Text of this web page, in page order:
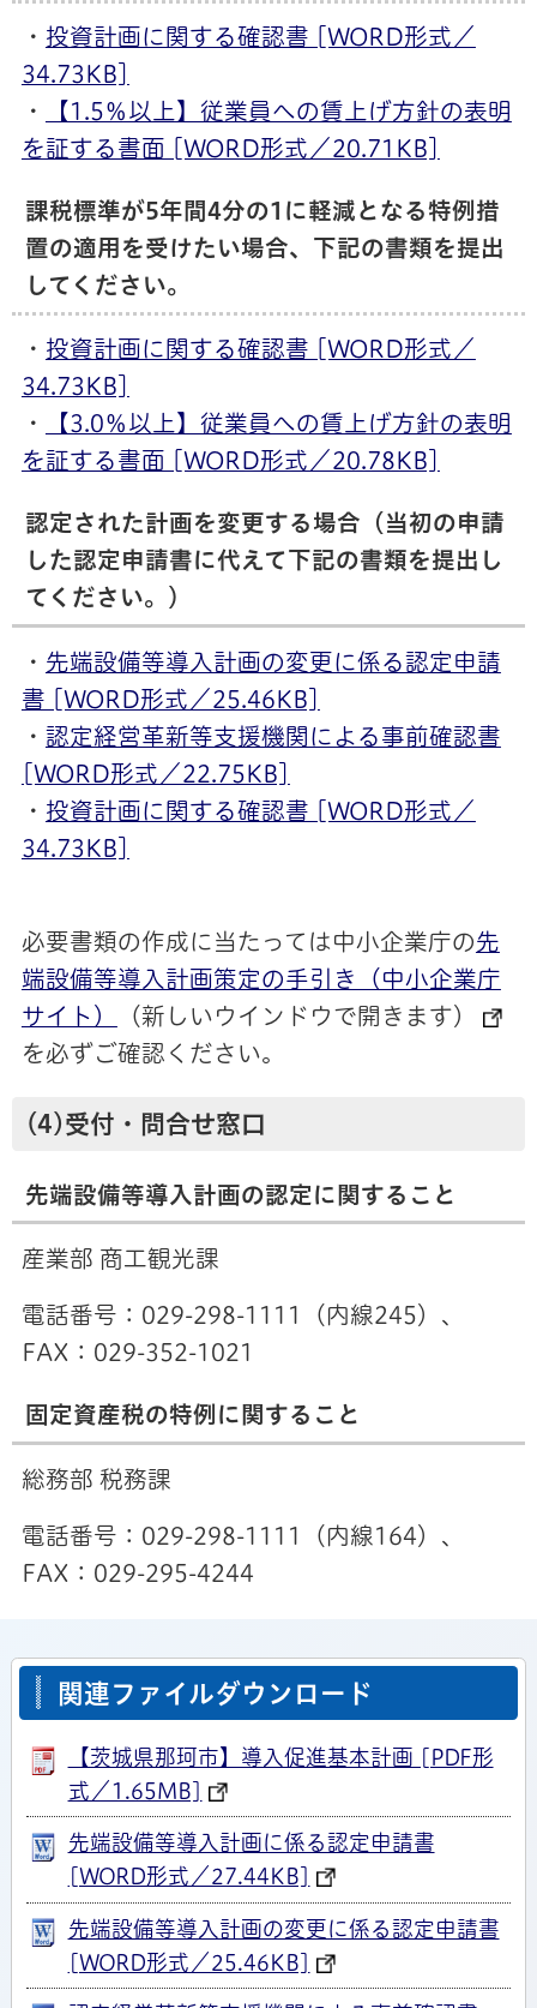
・ 投資計画に関する確認書 [WORD形式／
34.73KB]
・
【1.5％以上】従業員への賃上げ方針の表明
を証する書面 [WORD形式／20.71KB]
課税標準が5年間4分の1に軽減となる特例措
置の適用を受けたい場合、下記の書類を提出
してください。
・ 投資計画に関する確認書 [WORD形式／
34.73KB]
・
【3.0％以上】従業員への賃上げ方針の表明
を証する書面 [WORD形式／20.78KB]
認定された計画を変更する場合（当初の申請
した認定申請書に代えて下記の書類を提出し
てください。）
・ 先端設備等導入計画の変更に係る認定申請
書 [WORD形式／25.46KB]
・ 認定経営革新等支援機関による事前確認書
[WORD形式／22.75KB]
・ 投資計画に関する確認書 [WORD形式／
34.73KB]
必要書類の作成に当たっては中小企業庁の先
端設備等導入計画策定の手引き（中小企業庁
サイト）
（新しいウインドウで開きます）
を必ずご確認ください。
(4)受付・問合せ窓口
先端設備等導入計画の認定に関すること
産業部 商工観光課
電話番号：029-298-1111（内線245）、
FAX：029-352-1021
固定資産税の特例に関すること
総務部 税務課
電話番号：029-298-1111（内線164）、
FAX：029-295-4244
関連ファイルダウンロード
【茨城県那珂市】導入促進基本計画 [PDF形
式／1.65MB]
先端設備等導入計画に係る認定申請書
[WORD形式／27.44KB]
先端設備等導入計画の変更に係る認定申請書
[WORD形式／25.46KB]